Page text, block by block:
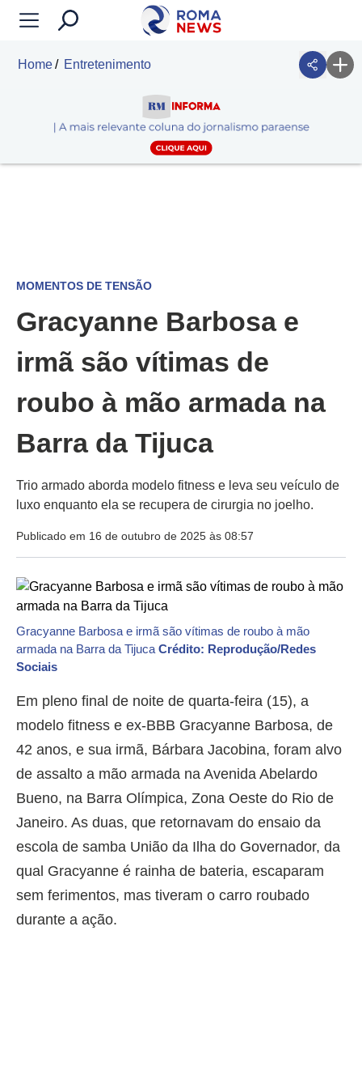
Home Entretenimento
MOMENTOS DE TENSÃO
Gracyanne Barbosa e
irmã são vítimas de
roubo à mão armada na
Barra da Tijuca
Trio armado aborda modelo fitness e leva seu veículo de
luxo enquanto ela se recupera de cirurgia no joelho.
Publicado em 16 de outubro de 2025 às 08:57
Gracyanne Barbosa e irmã são vítimas de roubo à mão
armada na Barra da Tijuca Crédito: Reprodução/Redes
Sociais
Em pleno final de noite de quarta-feira (15), a
modelo fitness e ex-BBB Gracyanne Barbosa, de
42 anos, e sua irmã, Bárbara Jacobina, foram alvo
de assalto a mão armada na Avenida Abelardo
Bueno, na Barra Olímpica, Zona Oeste do Rio de
Janeiro. As duas, que retornavam do ensaio da
escola de samba União da Ilha do Governador, da
qual Gracyanne é rainha de bateria, escaparam
sem ferimentos, mas tiveram o carro roubado
durante a ação.